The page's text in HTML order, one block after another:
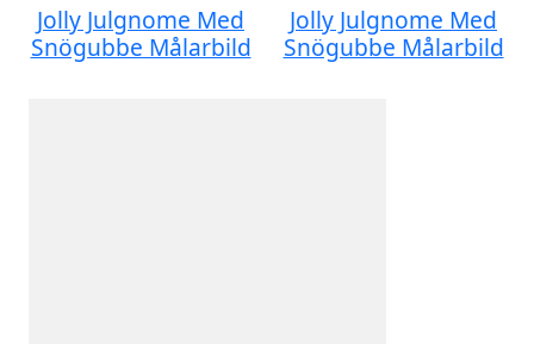
Jolly Julgnome Med
Snögubbe Målarbild
Jolly Julgnome Med
Snögubbe Målarbild